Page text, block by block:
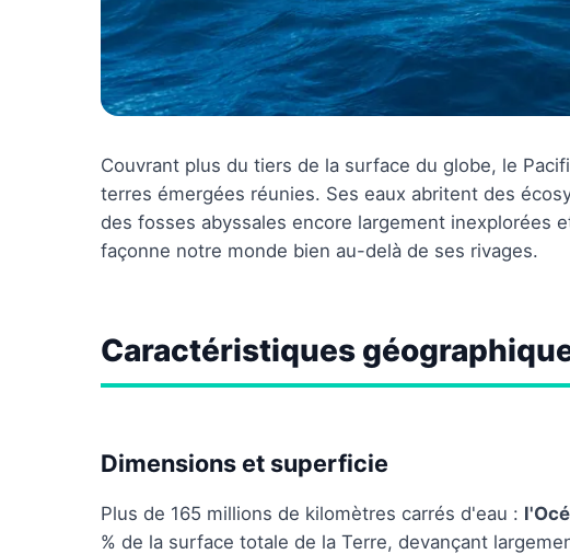
Couvrant plus du tiers de la surface du globe, le
terres émergées réunies. Ses eaux abritent des
des fosses abyssales encore largement inexplorées
façonne notre monde bien au-delà de ses rivages.
Caractéristiques
Dimensions et superficie
Plus de 165 millions de kilomètres carrés d'eau :
% de la surface totale de la Terre, devançant